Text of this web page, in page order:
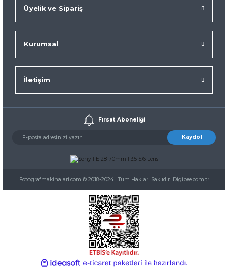
Üyelik ve Sipariş
Kurumsal
İletişim
Fırsat Aboneliği
Kaydol
Fotografmakinalari.com © 2018-2024 | Tüm Hakları Saklıdır. Digibee.com.tr
ideasoft e-